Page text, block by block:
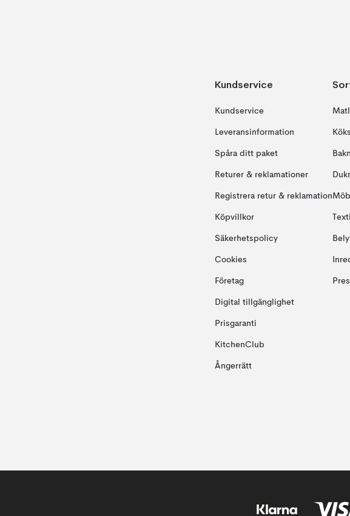
Kundservice
Kundservice
Leveransinformation
Spåra ditt paket
Returer & reklamationer
Registrera retur & reklamation
Köpvillkor
Säkerhetspolicy
Cookies
Företag
Digital tillgänglighet
Prisgaranti
KitchenClub
Ångerrätt
Textil